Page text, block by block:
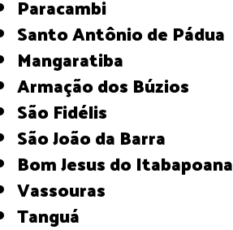
Paracambi
Santo Antônio de Pádua
Mangaratiba
Armação dos Búzios
São Fidélis
São João da Barra
Bom Jesus do Itabapoana
Vassouras
Tanguá